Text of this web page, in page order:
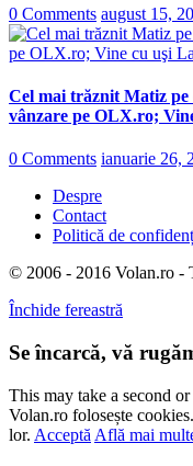
0 Comments august 15,
Cel mai trăznit Matiz pe
vânzare pe OLX.ro;
0 Comments ianuarie 26,
Despre
Contact
Politică de
© 2006 - 2016 Volan.ro -
Închide fereastră
Se încarcă, vă
This may take a second
Volan.ro folosește
lor. Acceptă Află mai